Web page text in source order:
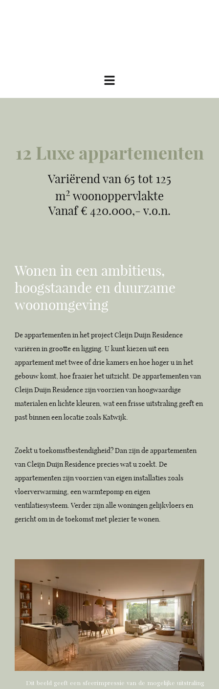
12 Luxe appartementen
Variërend van 65 tot 125
m2 woonoppervlakte
Vanaf € 420.000,- v.o.n.
Wonen in een ambitieus,
hoogstaande en duurzame
woonomgeving
De appartementen in het project Cleijn Duijn Residence
variëren in grootte en ligging. U kunt kiezen uit een
appartement met twee of drie kamers en hoe hoger u in het
gebouw komt, hoe fraaier het uitzicht. De appartementen van
Cleijn Duijn Residence zijn voorzien van hoogwaardige
materialen en lichte kleuren, wat een frisse uitstraling geeft en
past binnen een locatie zoals Katwijk.
Zoekt u toekomstbestendigheid? Dan zijn de appartementen
van Cleijn Duijn Residence precies wat u zoekt. De
appartementen zijn voorzien van eigen installaties zoals
vloerverwarming, een warmtepomp en eigen
ventilatiesysteem. Verder zijn alle woningen gelijkvloers en
gericht om in de toekomst met plezier te wonen.
Dit beeld geeft een sfeerimpressie van de mogelijke uitstraling